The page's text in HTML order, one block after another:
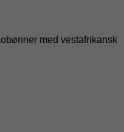
med vestafrikansk